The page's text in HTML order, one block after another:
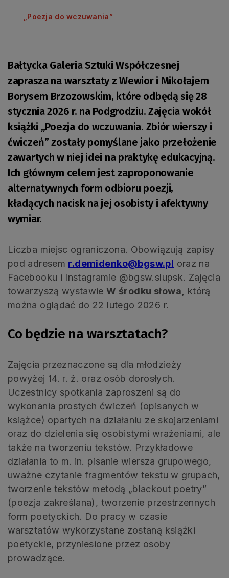
„Poezja do wczuwania”
Bałtycka Galeria Sztuki Współczesnej
zaprasza na warsztaty z Wewior i Mikołajem
Borysem Brzozowskim, które odbędą się 28
stycznia 2026 r. na Podgrodziu. Zajęcia wokół
książki „Poezja do wczuwania. Zbiór wierszy i
ćwiczeń” zostały pomyślane jako przełożenie
zawartych w niej idei na praktykę edukacyjną.
Ich głównym celem jest zaproponowanie
alternatywnych form odbioru poezji,
kładących nacisk na jej osobisty i afektywny
wymiar.
Liczba miejsc ograniczona. Obowiązują zapisy
pod adresem r.demidenko@bgsw.pl oraz na
Facebooku i Instagramie @bgsw.slupsk. Zajęcia
towarzyszą wystawieW środku słowa,
którą
można oglądać do 22 lutego 2026 r.
Co będzie na warsztatach?
Zajęcia przeznaczone są dla młodzieży
powyżej 14. r. ż. oraz osób dorosłych.
Uczestnicy spotkania zaproszeni są do
wykonania prostych ćwiczeń (opisanych w
książce) opartych na działaniu ze skojarzeniami
oraz do dzielenia się osobistymi wrażeniami, ale
także na tworzeniu tekstów. Przykładowe
działania to m. in. pisanie wiersza grupowego,
uważne czytanie fragmentów tekstu w grupach,
tworzenie tekstów metodą „blackout poetry”
(poezja zakreślana), tworzenie przestrzennych
form poetyckich. Do pracy w czasie
warsztatów wykorzystane zostaną książki
poetyckie, przyniesione przez osoby
prowadzące.